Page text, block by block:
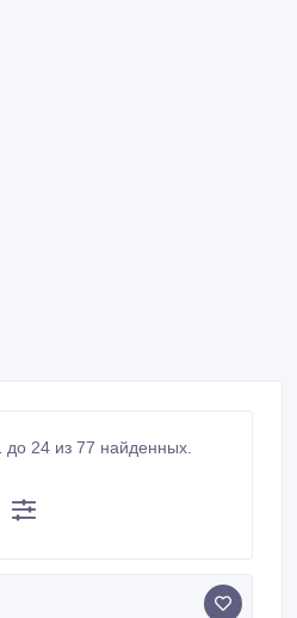
24 из 77 найденных.